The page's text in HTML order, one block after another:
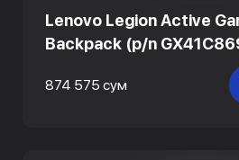
Lenovo Legion Active
Backpack (p/n
874 575 сум